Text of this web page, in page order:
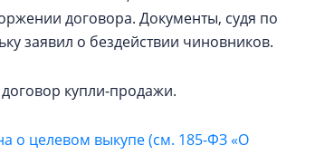
договора. Документы, судя по
заявил о бездействии чиновников.
купли-продажи.
о целевом выкупе (см. 185-ФЗ «О